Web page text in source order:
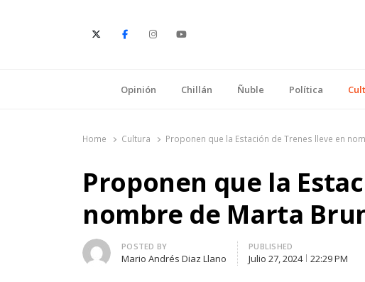
Opinión Chillán Ñuble Política
Home Cultura Proponen que la Estación de Trenes lleve en
Proponen que la
nombre de Marta
Author
POSTED BY
Mario Andrés Diaz Llano
PUBLISHED
Julio 27, 2024 22:29 PM